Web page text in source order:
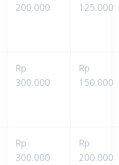
200.000
125.000
Rp
300.000
Rp
150.000
Rp
300.000
Rp
200.000